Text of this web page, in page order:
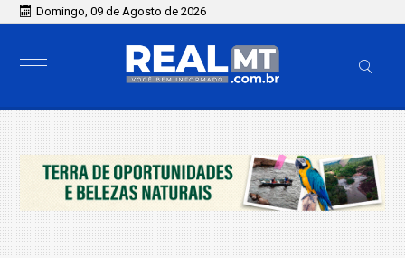
Domingo, 09 de Agosto de 2026